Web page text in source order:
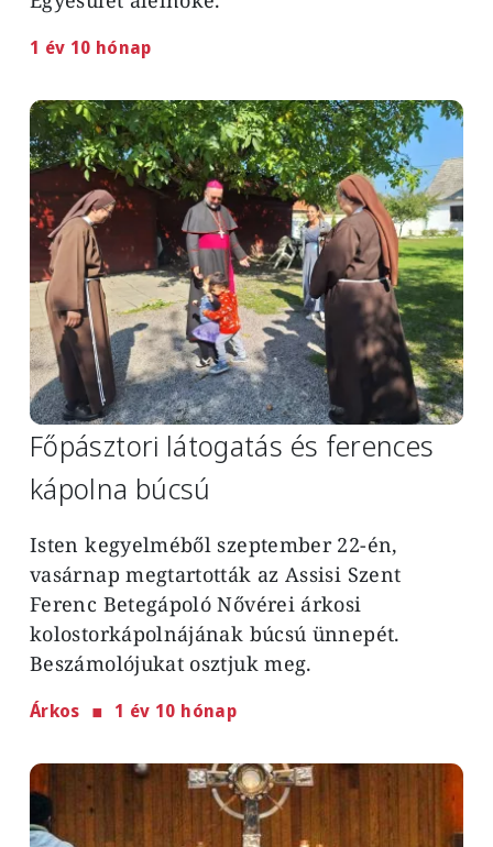
1 év 10 hónap
Image
Főpásztori látogatás és ferences
kápolna búcsú
Isten kegyelméből szeptember 22-én,
vasárnap megtartották az Assisi Szent
Ferenc Betegápoló Nővérei árkosi
kolostorkápolnájának búcsú ünnepét.
Beszámolójukat osztjuk meg.
Árkos 1 év 10 hónap
Image